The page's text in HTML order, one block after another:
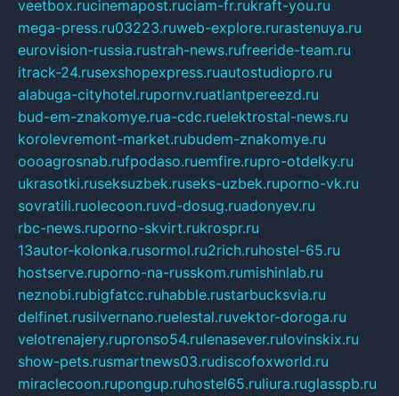
veetbox.rucinemapost.ruciam-fr.rukraft-you.ru
mega-press.ru03223.ruweb-explore.rurastenuya.ru
eurovision-russia.rustrah-news.rufreeride-team.ru
itrack-24.rusexshopexpress.ruautostudiopro.ru
alabuga-cityhotel.rupornv.ruatlantpereezd.ru
bud-em-znakomye.rua-cdc.ruelektrostal-news.ru
korolevremont-market.rubudem-znakomye.ru
oooagrosnab.rufpodaso.ruemfire.rupro-otdelky.ru
ukrasotki.ruseksuzbek.ruseks-uzbek.ruporno-vk.ru
sovratili.ruolecoon.ruvd-dosug.ruadonyev.ru
rbc-news.ruporno-skvirt.rukrospr.ru
13autor-kolonka.rusormol.ru2rich.ruhostel-65.ru
hostserve.ruporno-na-russkom.rumishinlab.ru
neznobi.rubigfatcc.ruhabble.rustarbucksvia.ru
delfinet.rusilvernano.ruelestal.ruvektor-doroga.ru
velotrenajery.rupronso54.rulenasever.rulovinskix.ru
show-pets.rusmartnews03.rudiscofoxworld.ru
miraclecoon.rupongup.ruhostel65.ruliura.ruglasspb.ru